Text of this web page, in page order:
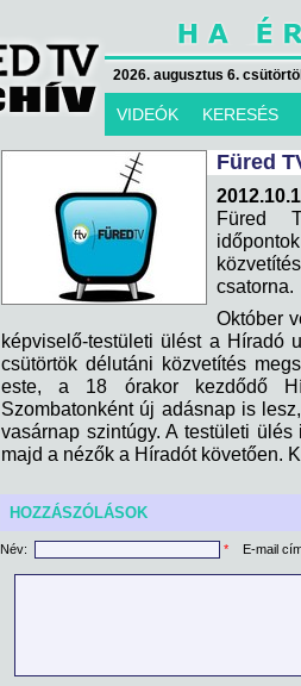
2026. augusztus 6.
VIDEÓK KERESÉS
Füred
Füred
csatorna.
Október
képviselő-testületi ülést a Híradó
csütörtök délutáni közvetítés
este, a 18 órakor kezdődő
Szombatonként új adásnap is
vasárnap szintúgy. A testületi
majd a nézők a Híradót követően.
HOZZÁSZÓLÁSOK
Név: * E-mail